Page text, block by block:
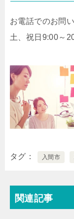
お電話でのお問
土、祝日9:00～
タグ 入間市
関連記事